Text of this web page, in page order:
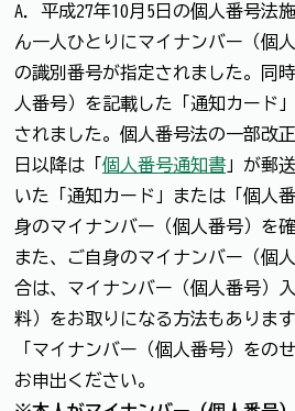
A．平成27年10月5日の個人番号法
ん一人ひとりにマイナンバー（個
の識別番号が指定されました。同
人番号）を記載した「通知カード
されました。個人番号法の一部改
日以降は「 個人番号通知書 」が郵
いた「通知カード」または「個人
身のマイナンバー（個人番号）を
また、ご自身のマイナンバー（個
合は、マイナンバー（個人番号）
料）をお取りになる方法もありま
「マイナンバー（個人番号）をの
お申出ください。